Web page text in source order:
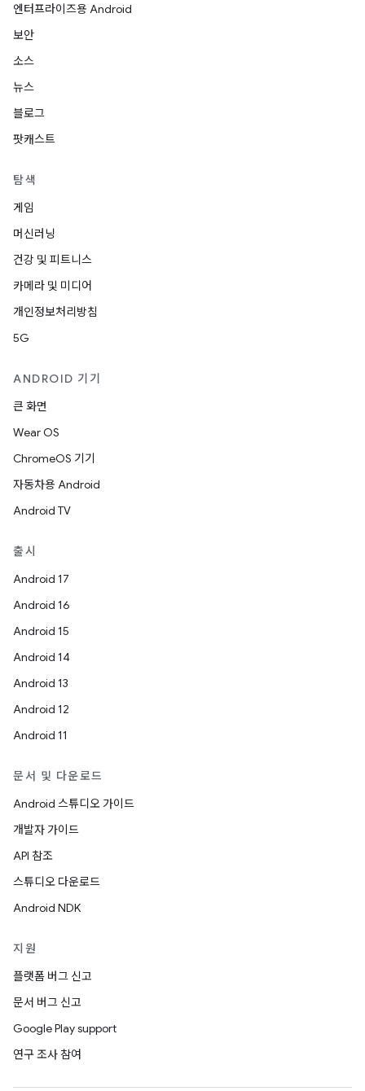
엔터프라이즈용 Android
보안
소스
뉴스
블로그
팟캐스트
탐색
게임
머신러닝
건강 및 피트니스
카메라 및 미디어
개인정보처리방침
5G
ANDROID 기기
큰 화면
Wear OS
ChromeOS 기기
자동차용 Android
Android TV
출시
Android 17
Android 16
Android 15
Android 14
Android 13
Android 12
Android 11
문서 및 다운로드
Android 스튜디오 가이드
개발자 가이드
API 참조
스튜디오 다운로드
Android NDK
지원
플랫폼 버그 신고
문서 버그 신고
Google Play support
연구 조사 참여